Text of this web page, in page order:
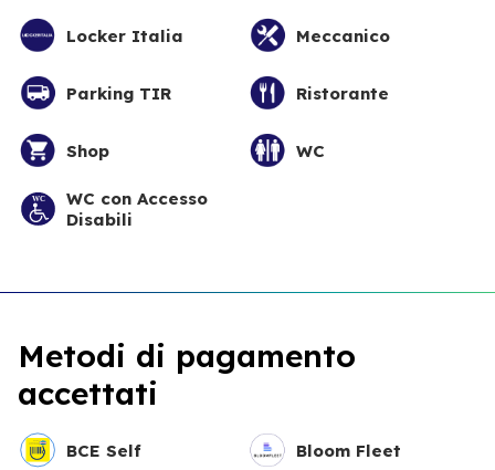
Locker Italia Meccanico
Parking TIR Ristorante
Shop WC
WC con Accesso
Disabili
Metodi di pagamento
accettati
BCE Self Bloom Fleet